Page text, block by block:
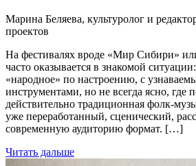
Марина Беляева, культуролог и
проектов
На фестивалях вроде «Мир Сибири»
часто оказывается в знакомой
«народное» по настроению, с
инструментами, но не всегда ясно, где
действительно традиционная фолк-
уже переработанный, сценический,
современную аудиторию формат. […]
Читать дальше